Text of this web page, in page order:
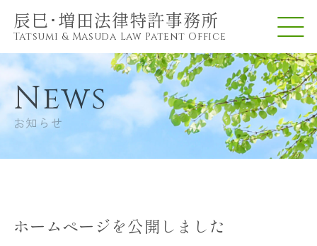
辰巳･増田法律特許事務所
Tatsumi & Masuda Law Patent Office
トップページ Top page
News
お知らせ
News
ホームページを公開しました